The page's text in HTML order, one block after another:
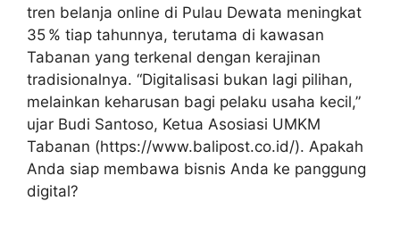
tren belanja online di Pulau Dewata meningkat
35 % tiap tahunnya, terutama di kawasan
Tabanan yang terkenal dengan kerajinan
tradisionalnya. “Digitalisasi bukan lagi pilihan,
melainkan keharusan bagi pelaku usaha kecil,”
ujar Budi Santoso, Ketua Asosiasi UMKM
Tabanan (https://www.balipost.co.id/). Apakah
Anda siap membawa bisnis Anda ke panggung
digital?